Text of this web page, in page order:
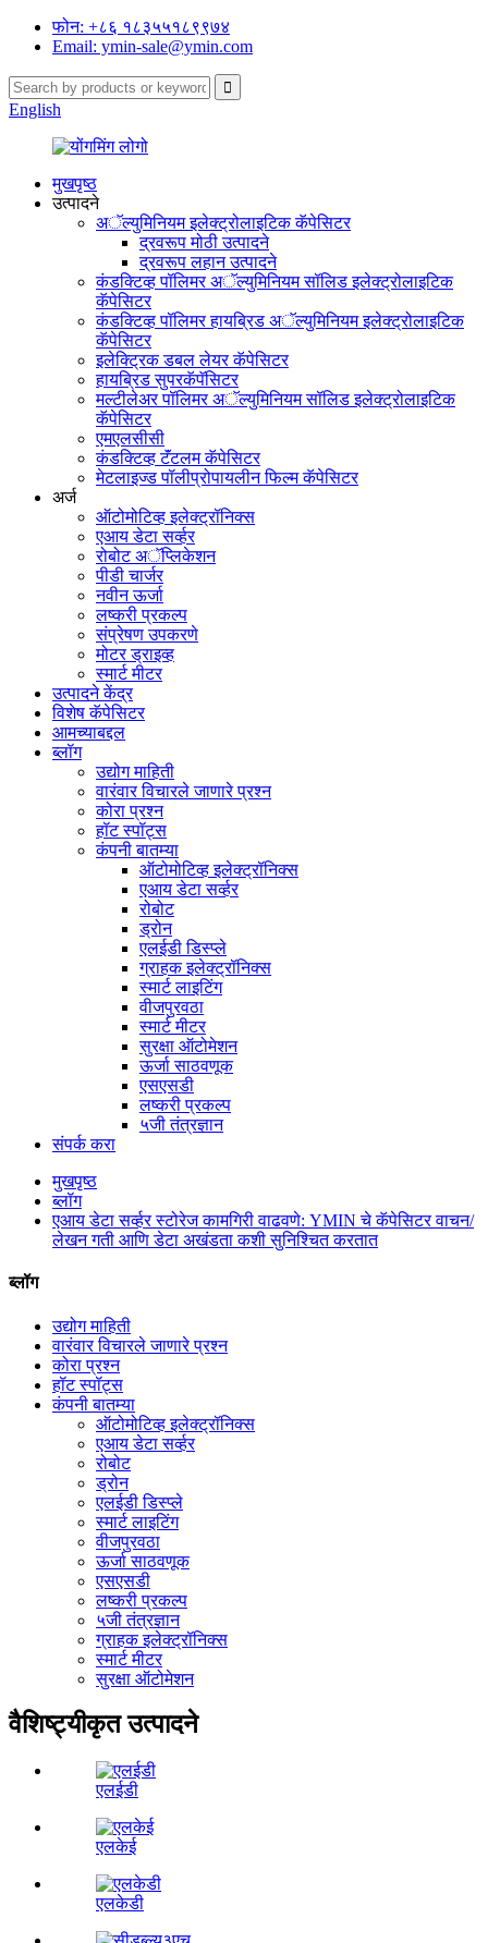
फोन: +८६ १८३५५१८९९७४
Email: ymin-sale@ymin.com
English
मुखपृष्ठ
उत्पादने
अॅल्युमिनियम इलेक्ट्रोलाइटिक कॅपेसिटर
द्रवरूप मोठी उत्पादने
द्रवरूप लहान उत्पादने
कंडक्टिव्ह पॉलिमर अॅल्युमिनियम सॉलिड इलेक्ट्रोलाइटिक
कॅपेसिटर
कंडक्टिव्ह पॉलिमर हायब्रिड अॅल्युमिनियम इलेक्ट्रोलाइटिक
कॅपेसिटर
इलेक्ट्रिक डबल लेयर कॅपेसिटर
हायब्रिड सुपरकॅपॅसिटर
मल्टीलेअर पॉलिमर अॅल्युमिनियम सॉलिड इलेक्ट्रोलाइटिक
कॅपेसिटर
एमएलसीसी
कंडक्टिव्ह टॅंटलम कॅपेसिटर
मेटलाइज्ड पॉलीप्रोपायलीन फिल्म कॅपेसिटर
अर्ज
ऑटोमोटिव्ह इलेक्ट्रॉनिक्स
एआय डेटा सर्व्हर
रोबोट अॅप्लिकेशन
पीडी चार्जर
नवीन ऊर्जा
लष्करी प्रकल्प
संप्रेषण उपकरणे
मोटर ड्राइव्ह
स्मार्ट मीटर
उत्पादने केंद्र
विशेष कॅपेसिटर
आमच्याबद्दल
ब्लॉग
उद्योग माहिती
वारंवार विचारले जाणारे प्रश्न
कोरा प्रश्न
हॉट स्पॉट्स
कंपनी बातम्या
ऑटोमोटिव्ह इलेक्ट्रॉनिक्स
एआय डेटा सर्व्हर
रोबोट
ड्रोन
एलईडी डिस्प्ले
ग्राहक इलेक्ट्रॉनिक्स
स्मार्ट लाइटिंग
वीजपुरवठा
स्मार्ट मीटर
सुरक्षा ऑटोमेशन
ऊर्जा साठवणूक
एसएसडी
लष्करी प्रकल्प
५जी तंत्रज्ञान
संपर्क करा
मुखपृष्ठ
ब्लॉग
एआय डेटा सर्व्हर स्टोरेज कामगिरी वाढवणे: YMIN चे कॅपेसिटर वाचन/
लेखन गती आणि डेटा अखंडता कशी सुनिश्चित करतात
ब्लॉग
उद्योग माहिती
वारंवार विचारले जाणारे प्रश्न
कोरा प्रश्न
हॉट स्पॉट्स
कंपनी बातम्या
ऑटोमोटिव्ह इलेक्ट्रॉनिक्स
एआय डेटा सर्व्हर
रोबोट
ड्रोन
एलईडी डिस्प्ले
स्मार्ट लाइटिंग
वीजपुरवठा
ऊर्जा साठवणूक
एसएसडी
लष्करी प्रकल्प
५जी तंत्रज्ञान
ग्राहक इलेक्ट्रॉनिक्स
स्मार्ट मीटर
सुरक्षा ऑटोमेशन
वैशिष्ट्यीकृत उत्पादने
एलईडी
एलकेई
एलकेडी